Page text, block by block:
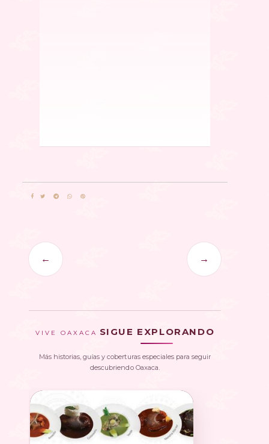
← →
VIVE OAXACA SIGUE EXPLORANDO
Más historias, guías y coberturas especiales para seguir
descubriendo Oaxaca.